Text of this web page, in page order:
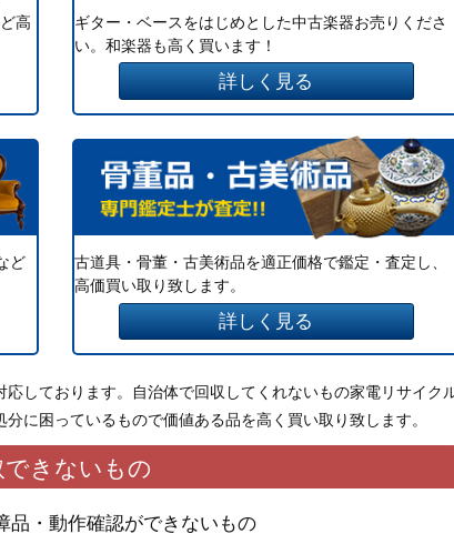
高
ギター・ベースをはじめとした中古楽器お売りくださ
い。和楽器も高く買います！
詳しく見る
ど
古道具・骨董・古美術品を適正価格で鑑定・査定し、
高価買い取り致します。
詳しく見る
応しております。自治体で回収してくれないもの家電リサイク
に困っているもので価値ある品を高く買い取り致します。
できないもの
品・動作確認ができないもの